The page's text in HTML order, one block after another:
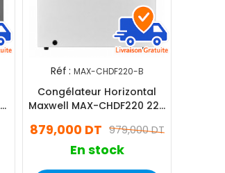
Réf : MAX-CHDF220-B
Congélateur Horizontal
Maxwell MAX-CHDF220 220
979,000 DT
879,000 DT
En stock